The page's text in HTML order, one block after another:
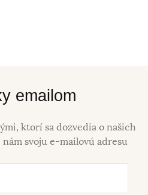
emailom
ktorí sa dozvedia o našich
svoju e-mailovú adresu